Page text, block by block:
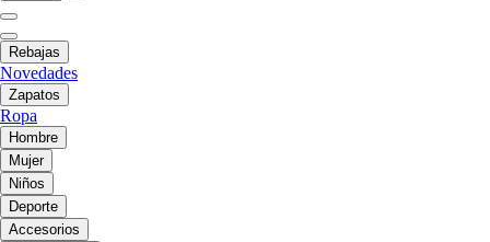
Rebajas
Novedades
Zapatos
Ropa
Hombre
Mujer
Niños
Deporte
Accesorios